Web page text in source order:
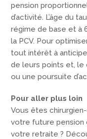
pension
d’activité. L’âge du
régime de base et à
la PCV. Pour
tout intérêt à
de leurs points et, le
ou une poursuite
Pour aller plus loin
Vous êtes
votre future pension
votre retraite ?